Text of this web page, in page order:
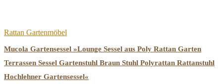
Rattan Gartenmöbel
Mucola Gartensessel »Lounge Sessel aus Poly Rattan Garten
Terrassen Sessel Gartenstuhl Braun Stuhl Polyrattan Rattanstuhl
Hochlehner Gartensessel«